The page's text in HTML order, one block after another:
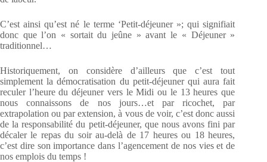
C’est ainsi qu’est né le terme ‘Petit-déjeuner »; qui signifiait
donc que l’on « sortait du jeûne » avant le « Déjeuner »
traditionnel…
Historiquement, on considère d’ailleurs que c’est tout
simplement la démocratisation du petit-déjeuner qui aura fait
reculer l’heure du déjeuner vers le Midi ou le 13 heures que
nous connaissons de nos jours…et par ricochet, par
extrapolation ou par extension, à vous de voir, c’est donc aussi
de la responsabilité du petit-déjeuner, que nous avons fini par
décaler le repas du soir au-delà de 17 heures ou 18 heures,
c’est dire son importance dans l’agencement de nos vies et de
nos emplois du temps !